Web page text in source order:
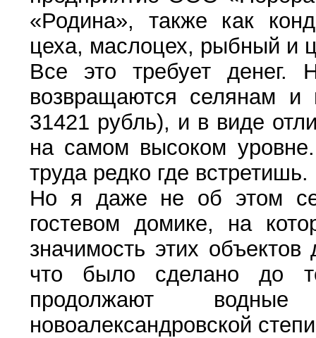
«Родина», также как
цеха, маслоцех, рыбный и
Все это требует денег.
возвращаются селянам
31421 рубль), и в виде
на самом высоком
труда редко где встретишь.
Но я даже не об этом
гостевом домике, на
значимость этих
что было сделано до
продолжают
новоалександровской